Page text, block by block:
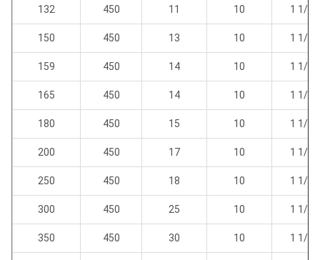
132 450 11 10 1 1/4 "
150 450 13 10 1 1/4 "
159 450 14 10 1 1/4 "
165 450 14 10 1 1/4 "
180 450 15 10 1 1/4 "
200 450 17 10 1 1/4 "
250 450 18 10 1 1/4 "
300 450 25 10 1 1/4 "
350 450 30 10 1 1/4 "